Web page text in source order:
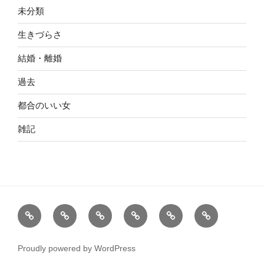
未分類
生きづらさ
結婚・離婚
過去
都合のいい女
雑記
ホ
ー
カ
ウ
お
申
お
客
注
意
blog
Proudly powered by WordPress